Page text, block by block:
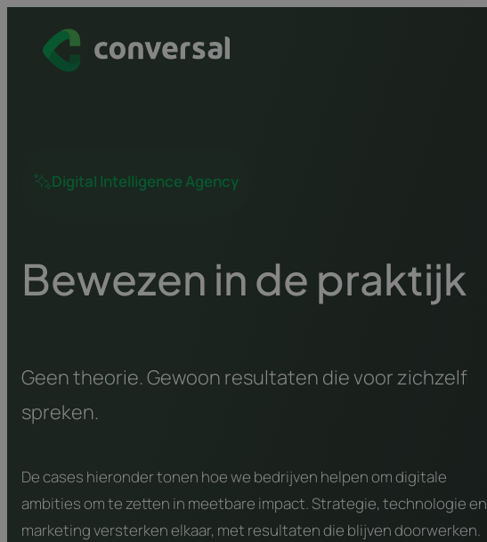
Digital Intelligence Agency
Bewezen in de praktijk
Geen theorie. Gewoon resultaten die voor zichzelf
spreken.
De cases hieronder tonen hoe we bedrijven helpen om digitale
ambities om te zetten in meetbare impact. Strategie, technologie en
marketing versterken elkaar, met resultaten die blijven doorwerken.